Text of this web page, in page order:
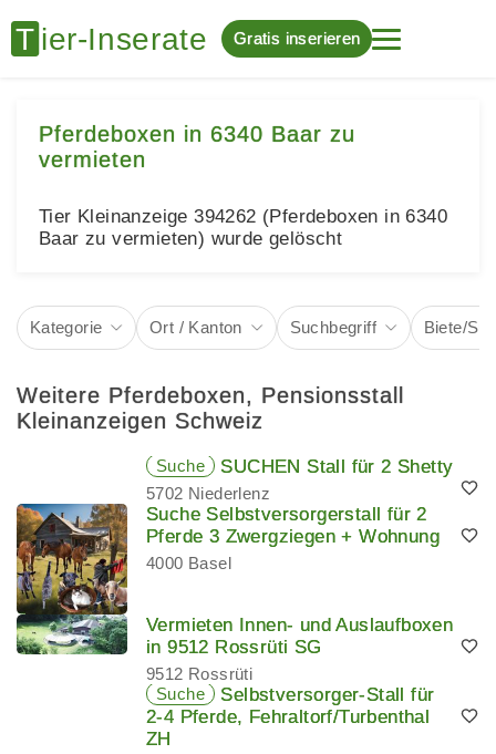
Gratis inserieren
Pferdeboxen in 6340 Baar zu
vermieten
Tier Kleinanzeige 394262 (Pferdeboxen in 6340
Baar zu vermieten) wurde gelöscht
Kategorie Ort / Kanton Suchbegriff Biete/
Weitere Pferdeboxen, Pensionsstall
Kleinanzeigen Schweiz
Suche SUCHEN Stall für 2 Shetty
5702 Niederlenz
Suche Selbstversorgerstall für 2
Pferde 3 Zwergziegen + Wohnung
4000 Basel
Vermieten Innen- und Auslaufboxen
in 9512 Rossrüti SG
9512 Rossrüti
Suche
Selbstversorger-Stall für
2-4 Pferde, Fehraltorf/Turbenthal
ZH